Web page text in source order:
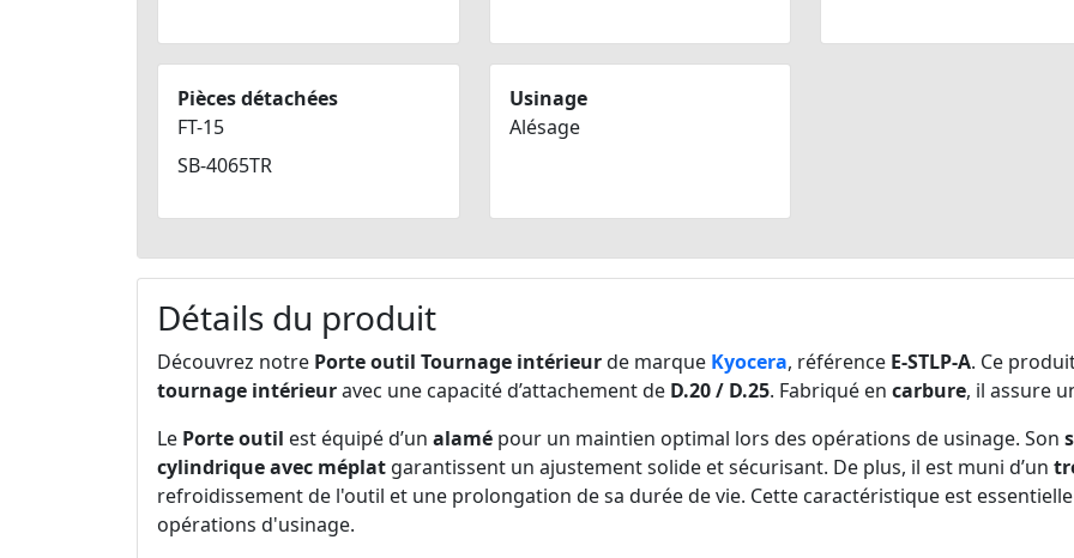
Pièces détachées
FT-15
SB-4065TR
Usinage
Alésage
Détails du produit
Découvrez notre Porte outil Tournage intérieurde marque Kyocera, référence E-STLP-A. Ce
tournage intérieuravec une capacité d’attachement de D.20 / D.25. Fabriqué en carbure, il assure
Le Porte outil est équipé d’un alamé pour un maintien optimal lors des opérations de usinage. Son
cylindrique avec méplat garantissent un ajustement solide et sécurisant. De plus, il est muni d’un
refroidissement de l'outil et une prolongation de sa durée de vie. Cette caractéristique est
opérations d'usinage.